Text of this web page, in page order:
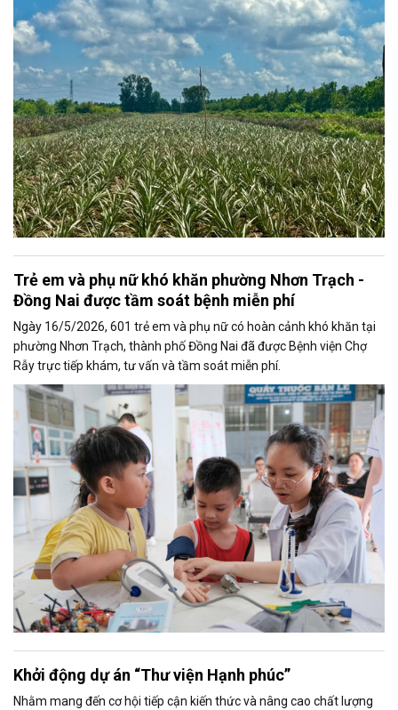
cây khóm đã vươn lên bền bỉ, như biểu tượng của sức sống, của sự
chịu thương chịu khó và khát vọng đổi đời của người nông dân miền
Tây.
Trẻ em và phụ nữ khó khăn phường Nhơn Trạch -
Đồng Nai được tầm soát bệnh miễn phí
Ngày 16/5/2026, 601 trẻ em và phụ nữ có hoàn cảnh khó khăn tại
phường Nhơn Trạch, thành phố Đồng Nai đã được Bệnh viện Chợ
Rẫy trực tiếp khám, tư vấn và tầm soát miễn phí.
Khởi động dự án “Thư viện Hạnh phúc”
Nhằm mang đến cơ hội tiếp cận kiến thức và nâng cao chất lượng